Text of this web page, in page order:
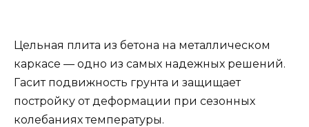
Цельная плита из бетона на металлическом
каркасе — одно из самых надежных решений.
Гасит подвижность грунта и защищает
постройку от деформации при сезонных
колебаниях температуры.